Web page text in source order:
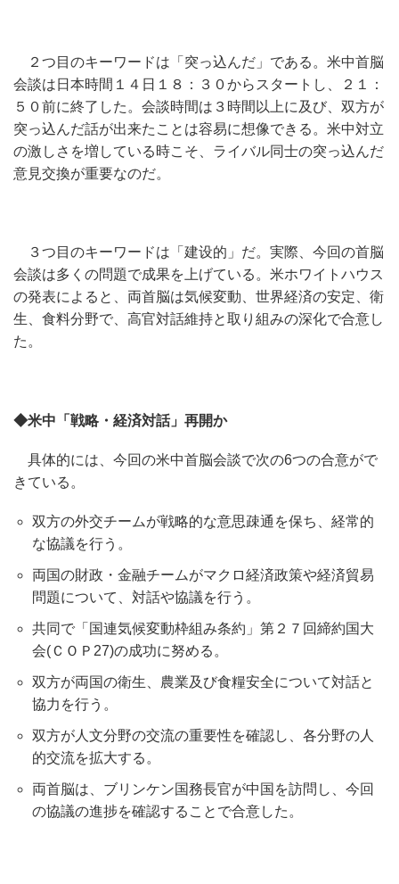
２つ目のキーワードは「突っ込んだ」である。米中首脳
会談は日本時間１４日１８：３０からスタートし、２１：
５０前に終了した。会談時間は３時間以上に及び、双方が
突っ込んだ話が出来たことは容易に想像できる。米中対立
の激しさを増している時こそ、ライバル同士の突っ込んだ
意見交換が重要なのだ。
３つ目のキーワードは「建设的」だ。実際、今回の首脳
会談は多くの問題で成果を上げている。米ホワイトハウス
の発表によると、両首脳は気候変動、世界経済の安定、衛
生、食料分野で、高官対話維持と取り組みの深化で合意し
た。
◆米中「戦略・経済対話」再開か
具体的には、今回の米中首脳会談で次の6つの合意がで
きている。
双方の外交チームが戦略的な意思疎通を保ち、経常的
な協議を行う。
両国の財政・金融チームがマクロ経済政策や経済貿易
問題について、対話や協議を行う。
共同で「国連気候変動枠組み条約」第２７回締約国大
会(ＣＯＰ27)の成功に努める。
双方が両国の衛生、農業及び食糧安全について対話と
協力を行う。
双方が人文分野の交流の重要性を確認し、各分野の人
的交流を拡大する。
両首脳は、ブリンケン国務長官が中国を訪問し、今回
の協議の進捗を確認することで合意した。